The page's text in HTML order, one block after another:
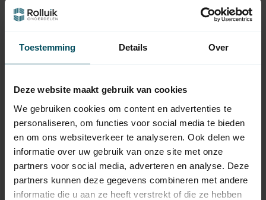
Toestemming Details Over
Deze website maakt gebruik van cookies
We gebruiken cookies om content en advertenties te
personaliseren, om functies voor social media te bieden
en om ons websiteverkeer te analyseren. Ook delen we
informatie over uw gebruik van onze site met onze
partners voor social media, adverteren en analyse. Deze
partners kunnen deze gegevens combineren met andere
informatie die u aan ze heeft verstrekt of die ze hebben
Rolluikbesturing: DKG
Digitale sleutel
Op voorraad